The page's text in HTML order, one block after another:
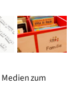
zum